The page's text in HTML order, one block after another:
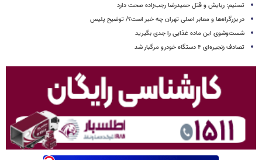
تسنیم: ربایش و قتل حمیدرضا رجب‌زاده صحت دارد
در بزرگراه‌ها و معابر اصلی تهران چه خبر است؟/ توضیح پلیس
شست‌وشوی این ماده غذایی را جدی بگیرید
تصادف زنجیره‌ای ۴ دستگاه خودرو مرگبار شد